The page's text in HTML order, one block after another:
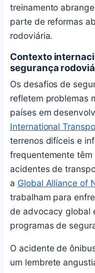
treinamento
parte de reformas
rodoviária.
Contexto
segurança
Os desafios de
refletem problemas
países em
International
terrenos difíceis e
frequentemente
acidentes de
a Global Alliance of
trabalham para
de advocacy global
programas de
O acidente de
um lembrete